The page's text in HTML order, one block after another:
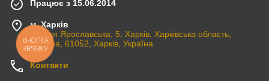
Працює з 15.06.2014
м. Харків
вулиця Ярославська, 5, Харків, Харківська область,
Україна, 61052, Харків, Україна
Контакти
КНОПКА
ЗВ'ЯЗКУ